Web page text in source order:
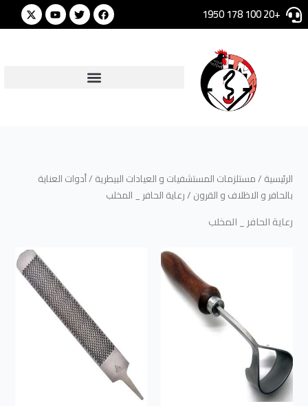
تخطي
إلى
+20 100 178 1950
Facebook
Twitter
Youtube
ا
ل
الرئيسية /مستلزمات المستشفيات و العيادات البيطرية /أدوات العناية
بالحافر و الاظلاف و القرون / رعاية الحافر _ المخلب
رعاية الحافر _ المخلب